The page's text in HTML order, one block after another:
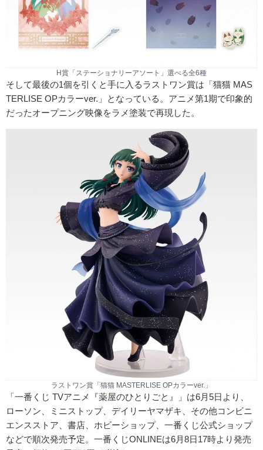
H賞「ステーショナリーアソート」選べる全6種
そして最後の1個を引くと手に入るラストワン賞は「猫猫 MAS
TERLISE OPカラーver.」となっている。アニメ第1期で印象的
だったオープニング映像をラメ塗装で再現した。
ラストワン賞「猫猫 MASTERLISE OPカラーver.」
「一番くじ TVアニメ『薬屋のひとりごと』」は6月5日より、
ローソン、ミニストップ、デイリーヤマザキ、その他コンビニ
エンスストア、書店、ホビーショップ、一番くじ公式ショップ
などで順次発売予定。一番くじONLINEは6月8日17時より発売